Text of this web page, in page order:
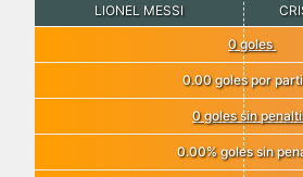
LIONEL MESSI
0 goles
0.00 goles por
0 goles sin
0.00% goles sin